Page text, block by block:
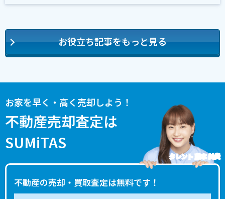
お役立ち記事をもっと見る
お家を早く・高く売却しよう！
不動産売却査定は
SUMiTAS
不動産の売却・買取査定は無料です！
タレント 藤本 美貴